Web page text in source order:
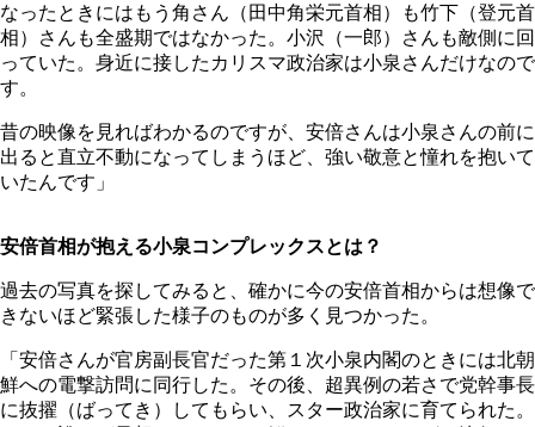
なったときにはもう角さん（田中角栄元首相）も竹下（登元首
相）さんも全盛期ではなかった。小沢（一郎）さんも敵側に回
っていた。身近に接したカリスマ政治家は小泉さんだけなので
す。
昔の映像を見ればわかるのですが、安倍さんは小泉さんの前に
出ると直立不動になってしまうほど、強い敬意と憧れを抱いて
いたんです」
安倍首相が抱える小泉コンプレックスとは？
過去の写真を探してみると、確かに今の安倍首相からは想像で
きないほど緊張した様子のものが多く見つかった。
「安倍さんが官房副長官だった第１次小泉内閣のときには北朝
鮮への電撃訪問に同行した。その後、超異例の若さで党幹事長
に抜擢（ばってき）してもらい、スター政治家に育てられた。